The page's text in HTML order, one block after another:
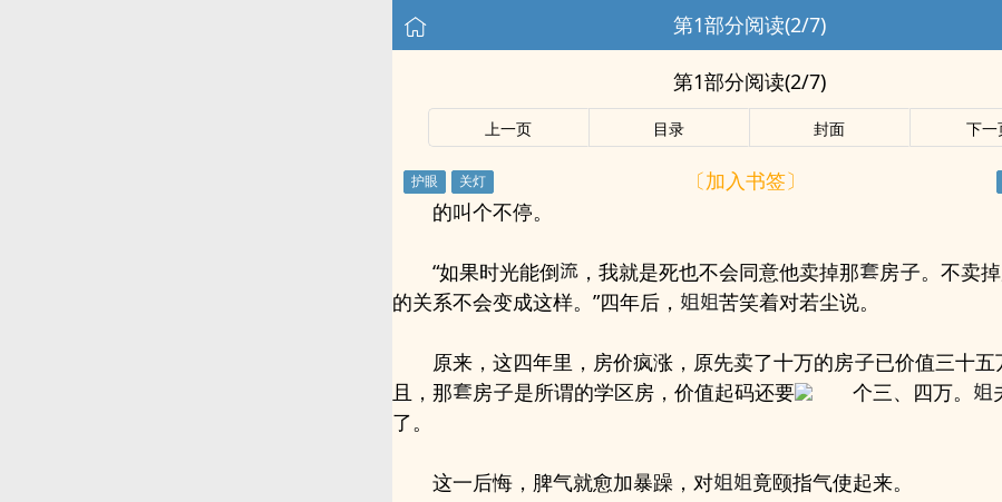
第1部分阅读(2/7)
第1部分阅读(2/7)
上一页 目录 封面 下一
〔加入书签〕
的叫个不停。
“如果时光能倒 ，我就是死也不会同意他卖掉那 房 。不卖
的关系不会变成这样。”四年后，
苦笑着对若尘说。
原来，这四年里，房价疯涨，原先卖了十万的房
已价值三十五
且，那
房 是所谓的学区房，价值起码还要 个三、四万。
了。
这一后悔，脾气就愈加暴躁，对 竟颐指气使起来。